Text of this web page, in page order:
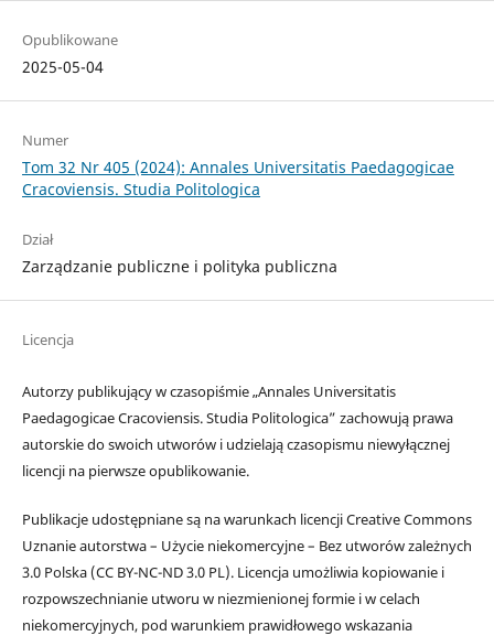
Opublikowane
2025-05-04
Numer
Tom 32 Nr 405 (2024): Annales Universitatis Paedagogicae
Cracoviensis. Studia Politologica
Dział
Zarządzanie publiczne i polityka publiczna
Licencja
Autorzy publikujący w czasopiśmie „Annales Universitatis
Paedagogicae Cracoviensis. Studia Politologica” zachowują prawa
autorskie do swoich utworów i udzielają czasopismu niewyłącznej
licencji na pierwsze opublikowanie.
Publikacje udostępniane są na warunkach licencji Creative Commons
Uznanie autorstwa – Użycie niekomercyjne – Bez utworów zależnych
3.0 Polska (CC BY-NC-ND 3.0 PL). Licencja umożliwia kopiowanie i
rozpowszechnianie utworu w niezmienionej formie i w celach
niekomercyjnych, pod warunkiem prawidłowego wskazania